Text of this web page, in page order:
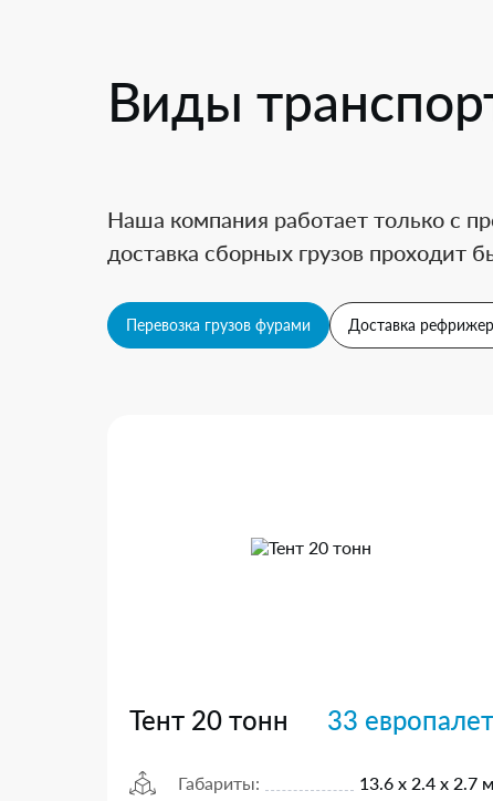
Виды
Наша компания работает только с
доставка сборных грузов проходит
Перевозка грузов фурами Доставка
Тент 20 тонн 33 европалет
Габариты: 13.6 х 2.4 х 2.7 м